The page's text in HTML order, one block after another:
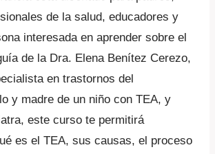
de la salud, educadores y
interesada en aprender sobre el
de la Dra. Elena Benítez Cerezo,
en trastornos del
y madre de un niño con TEA, y
este curso te permitirá
es el TEA, sus causas, el proceso